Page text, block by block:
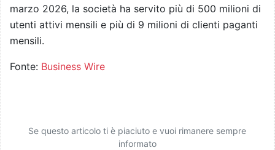
marzo 2026, la società ha servito più di 500 milioni di
utenti attivi mensili e più di 9 milioni di clienti paganti
mensili.
Fonte: Business Wire
Se questo articolo ti è piaciuto e vuoi rimanere sempre
informato